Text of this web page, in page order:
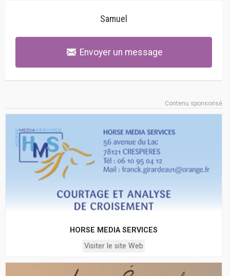
Samuel
Envoyer un message
Contenu sponsorisé
HORSE MEDIA SERVICES
Visiter le site Web